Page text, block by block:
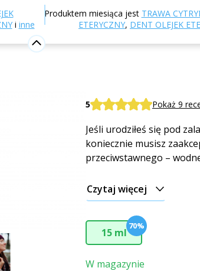
i inne
Produktem miesiąca jest TRAWA
ETERYCZNY, DENT OLEJEK
Perfumy i zapachy Znaki zodiaku
KOBIETA
5 Pokaż 9
Jeśli urodziłeś się pod
koniecznie musisz
przeciwstawnego –
Czytaj więcej
15 ml
70%
W magazynie